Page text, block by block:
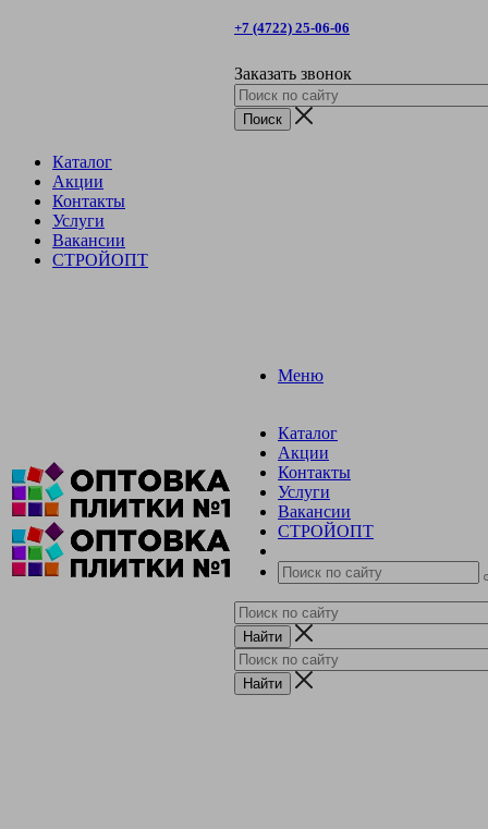
+7 (4722) 25-06-06
Заказать звонок
Каталог
Акции
Контакты
Услуги
Вакансии
СТРОЙОПТ
Меню
Каталог
Акции
Контакты
Услуги
Вакансии
СТРОЙОПТ